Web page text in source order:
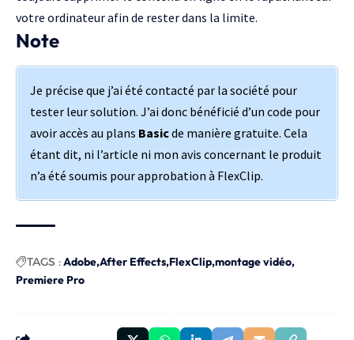
votre ordinateur afin de rester dans la limite.
Note
Je précise que j’ai été contacté par la société pour
tester leur solution. J’ai donc bénéficié d’un code pour
avoir accès au plans Basicde manière gratuite. Cela
étant dit, ni l’article ni mon avis concernant le produit
n’a été soumis pour approbation à FlexClip.
TAGS :Adobe After Effects FlexClip montage vidéo
Premiere Pro